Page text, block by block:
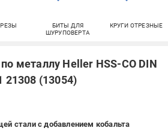
БИТЫ ДЛЯ
ШУРУПОВЕРТА
КРУГИ ОТРЕЗНЫЕ
металлу Heller HSS-CO DIN
21308 (13054)
стали с добавлением кобальта